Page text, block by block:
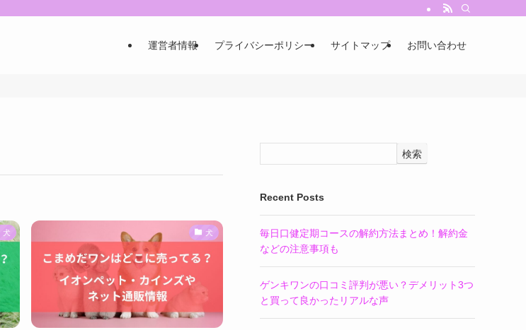
運営者情報 プライバシーポリシー サイトマップ お問い合わせ
犬 犬
検索
Recent Posts
毎日口健定期コースの解約方法まとめ！解約金
などの注意事項も
ゲンキワンの口コミ評判が悪い？デメリット3つ
と買って良かったリアルな声